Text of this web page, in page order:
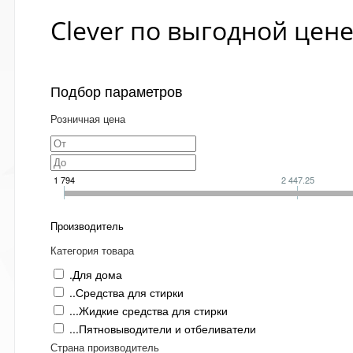
Clever по выгодной цене
Подбор параметров
Розничная цена
1 794 2 447.25
Производитель
Категория товара
.Для дома
..Средства для стирки
...Жидкие средства для стирки
...Пятновыводители и отбеливатели
Страна производитель